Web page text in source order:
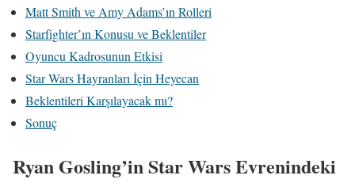
Matt Smith ve Amy Adams’ın Rolleri
Starfighter’ın Konusu ve Beklentiler
Oyuncu Kadrosunun Etkisi
Star Wars Hayranları İçin Heyecan
Beklentileri Karşılayacak mı?
Sonuç
Ryan Gosling’in Star Wars Evrenindeki